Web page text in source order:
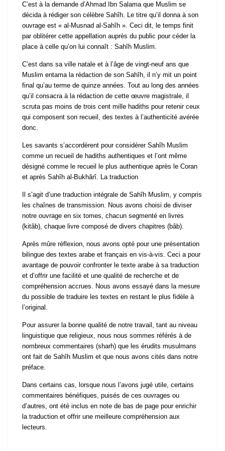
C’est à la demande d’Ahmad Ibn Salama que Muslim se
décida à rédiger son célèbre Sahîh. Le titre qu’il donna à son
ouvrage est « al-Musnad al-Sahîh ». Ceci dit, le temps finit
par oblitérer cette appellation auprès du public pour céder la
place à celle qu’on lui connaît : Sahîh Muslim.
C’est dans sa ville natale et à l’âge de vingt-neuf ans que
Muslim entama la rédaction de son Sahîh, il n’y mit un point
final qu’au terme de quinze années. Tout au long des années
qu’il consacra à la rédaction de cette œuvre magistrale, il
scruta pas moins de trois cent mille hadiths pour retenir ceux
qui composent son recueil, des textes à l’authenticité avérée
donc.
Les savants s’accordèrent pour considérer Sahîh Muslim
comme un recueil de hadiths authentiques et l’ont même
désigné comme le recueil le plus authentique après le Coran
et après Sahîh al-Bukhârî. La traduction
Il s’agit d’une traduction intégrale de Sahîh Muslim, y compris
les chaînes de transmission. Nous avons choisi de diviser
notre ouvrage en six tomes, chacun segmenté en livres
(kitâb), chaque livre composé de divers chapitres (bâb).
Après mûre réflexion, nous avons opté pour une présentation
bilingue des textes arabe et français en vis-à-vis. Ceci a pour
avantage de pouvoir confronter le texte arabe à sa traduction
et d’offrir une facilité et une qualité de recherche et de
compréhension accrues. Nous avons essayé dans la mesure
du possible de traduire les textes en restant le plus fidèle à
l’original.
Pour assurer la bonne qualité de notre travail, tant au niveau
linguistique que religieux, nous nous sommes référés à de
nombreux commentaires (sharh) que les érudits musulmans
ont fait de Sahîh Muslim et que nous avons cités dans notre
préface.
Dans certains cas, lorsque nous l’avons jugé utile, certains
commentaires bénéfiques, puisés de ces ouvrages ou
d’autres, ont été inclus en note de bas de page pour enrichir
la traduction et offrir une meilleure compréhension aux
lecteurs.